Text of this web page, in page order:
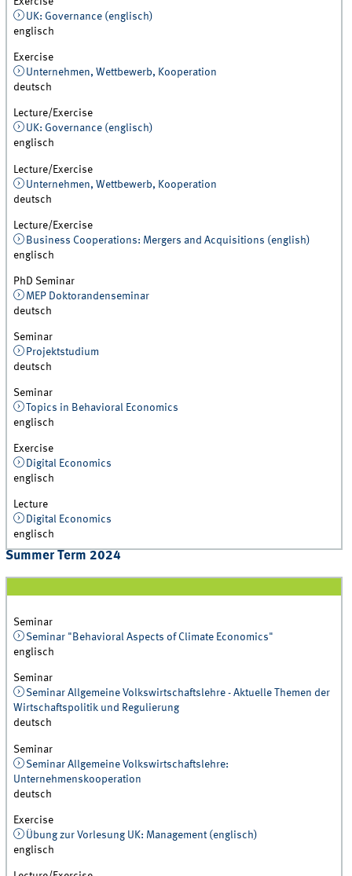
UK: Governance (englisch)
englisch
Exercise
Unternehmen, Wettbewerb, Kooperation
deutsch
Lecture/Exercise
UK: Governance (englisch)
englisch
Lecture/Exercise
Unternehmen, Wettbewerb, Kooperation
deutsch
Lecture/Exercise
Business Cooperations: Mergers and Acquisitions (english)
englisch
PhD Seminar
MEP Doktorandenseminar
deutsch
Seminar
Projektstudium
deutsch
Seminar
Topics in Behavioral Economics
englisch
Exercise
Digital Economics
englisch
Lecture
Digital Economics
englisch
Summer Term 2024
Seminar
Seminar "Behavioral Aspects of Climate Economics"
englisch
Seminar
Seminar Allgemeine Volkswirtschaftslehre - Aktuelle Themen der
Wirtschaftspolitik und Regulierung
deutsch
Seminar
Seminar Allgemeine Volkswirtschaftslehre:
Unternehmenskooperation
deutsch
Exercise
Übung zur Vorlesung UK: Management (englisch)
englisch